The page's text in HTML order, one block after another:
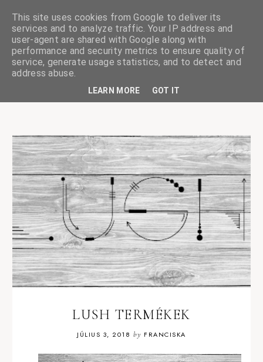
ciskaságok
LUSH TERMÉKEK
JÚLIUS 3, 2018 by FRANCISKA
This site uses cookies from Google to deliver its
services and to analyze traffic. Your IP address and
user-agent are shared with Google along with
performance and security metrics to ensure quality of
service, generate usage statistics, and to detect and
address abuse.
LEARN MORE GOT IT